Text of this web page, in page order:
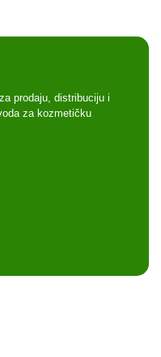
prodaju, distribuciju i
za kozmetičku